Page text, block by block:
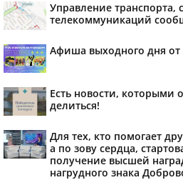
Управление транспорта,
телекоммуникаций
Афиша выходного дня от
Есть новости, которыми
делиться!
Для тех, кто помогает
а по зову сердца,
получение высшей
нагрудного знака